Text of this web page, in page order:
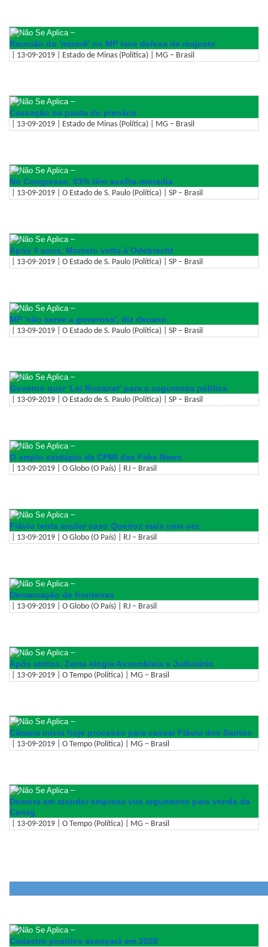
–
Reunião do 'miserê' no MP teve defesa de reajuste
| 13-09-2019 | Estado de Minas (Política) | MG – Brasil
–
Cassação na pauta do plenário
| 13-09-2019 | Estado de Minas (Política) | MG – Brasil
–
No Congresso, 93% têm auxílio-moradia
| 13-09-2019 | O Estado de S. Paulo (Política) | SP – Brasil
–
Após 4 anos, Marcelo volta à Odebrecht
| 13-09-2019 | O Estado de S. Paulo (Política) | SP – Brasil
–
MP 'não serve a governos', diz decano
| 13-09-2019 | O Estado de S. Paulo (Política) | SP – Brasil
–
Governo quer 'Lei Rouanet' para a segurança pública
| 13-09-2019 | O Estado de S. Paulo (Política) | SP – Brasil
–
O amplo cardápio da CPMI das Fake News
| 13-09-2019 | O Globo (O País) | RJ – Brasil
–
Flávio tenta anular caso Queiroz mais uma vez
| 13-09-2019 | O Globo (O País) | RJ – Brasil
–
Demarcação de fronteiras
| 13-09-2019 | O Globo (O País) | RJ – Brasil
–
Após atritos, Zema elogia Assembleia e Judiciário
| 13-09-2019 | O Tempo (Política) | MG – Brasil
–
Câmara inicia hoje processo para cassar Flávio dos Santos
| 13-09-2019 | O Tempo (Política) | MG – Brasil
–
Demora em atender empresa vira argumento para venda da
Cemig
| 13-09-2019 | O Tempo (Política) | MG – Brasil
–
Cadastro positivo avançará em 2020